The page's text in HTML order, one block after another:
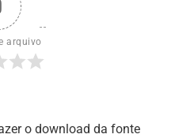
arquivo
o download da fonte